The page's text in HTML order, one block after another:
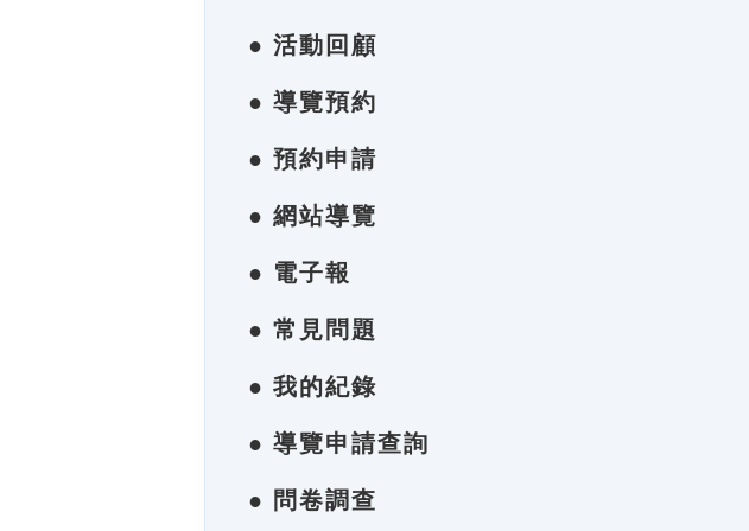
● 活動回顧
● 導覽預約
● 預約申請
● 網站導覽
● 電子報
● 常見問題
● 我的紀錄
● 導覽申請查詢
● 問卷調查